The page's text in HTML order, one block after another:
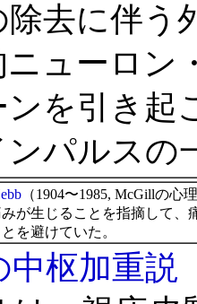
除去に伴う
ニューロン
ンを引き起
ンパルスの
（1904〜1985, McGillの
が生じることを指摘して
を避けていた。
中枢加重説